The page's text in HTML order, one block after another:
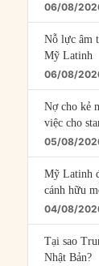
06/08/
Nỗ lực âm
Mỹ Latinh
06/08/
Nợ cho kẻ
việc cho
05/08/
Mỹ Latinh
cánh hữu
04/08/
Tại sao
Nhật Bản?